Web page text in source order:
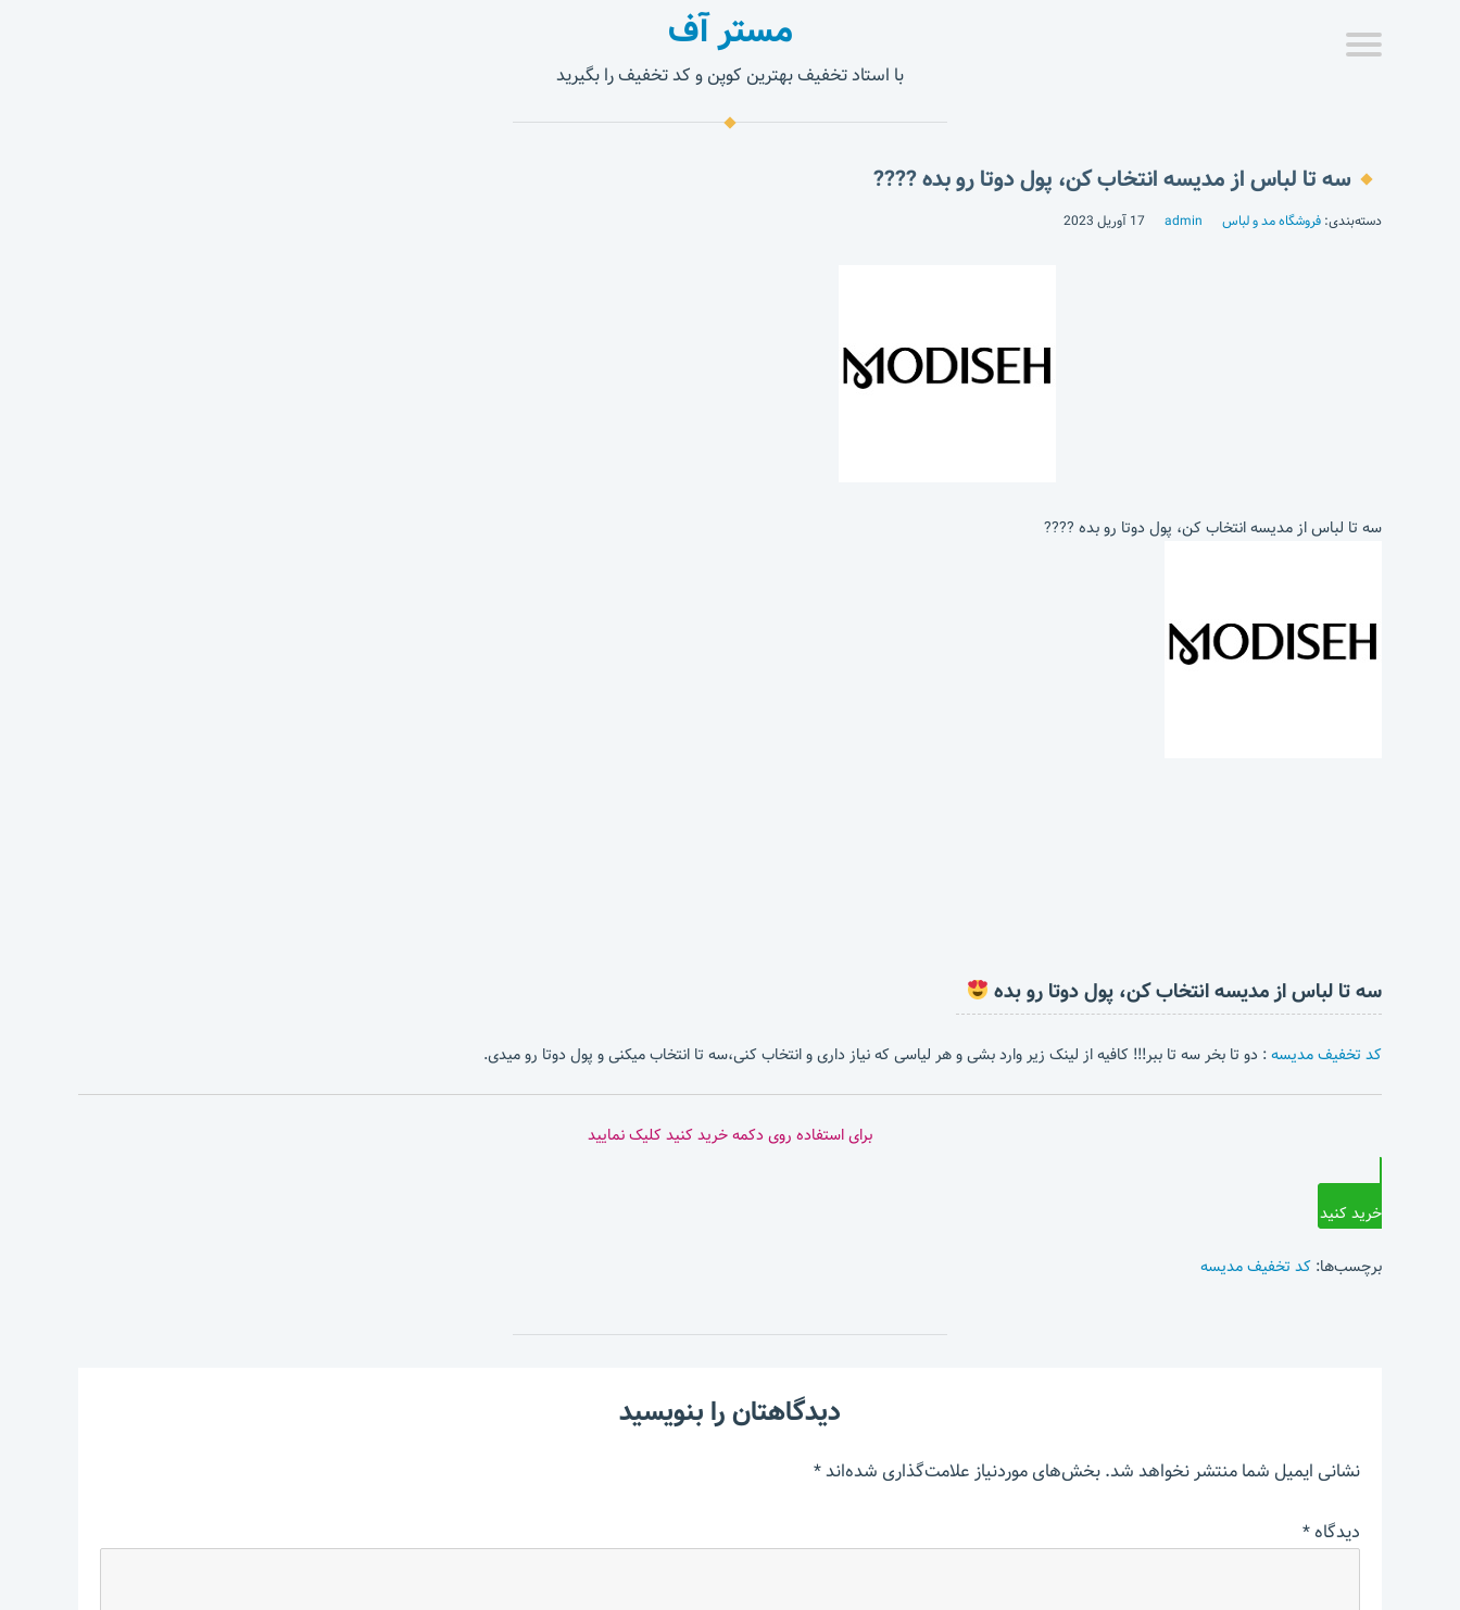
مستر آف
با استاد تخفیف بهترین کوپن و کد تخفیف را بگیرید
سه تا لباس از مدیسه انتخاب کن، پول دوتا رو بده ????
دسته‌بندی: فروشگاه مد و لباس admin 17 آوریل 2023
سه تا لباس از مدیسه انتخاب کن، پول دوتا رو بده ????
سه تا لباس از مدیسه انتخاب کن، پول دوتا رو بده
کد تخفیف مدیسه: دو تا بخر سه تا ببر!!! کافیه از لینک زیر وارد بشی و هر لیاسی که نیاز داری و انتخاب کنی،سه تا انتخاب میکنی و پول دوتا رو میدی.
برای استفاده روی دکمه خرید کنید کلیک نمایید
خرید کنید
برچسب‌ها: کد تخفیف مدیسه
دیدگاهتان را بنویسید
نشانی ایمیل شما منتشر نخواهد شد.بخش‌های موردنیاز علامت‌گذاری شده‌اند*
دیدگاه*